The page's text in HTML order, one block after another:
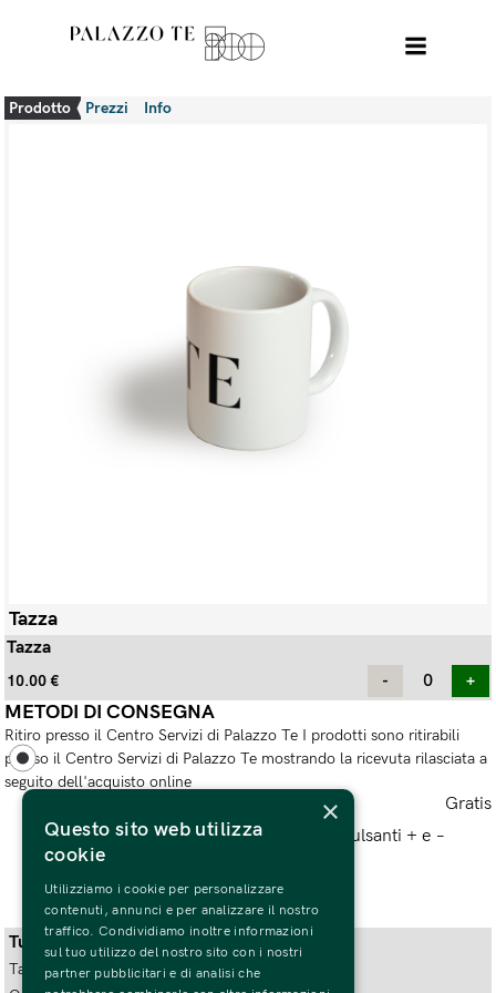
Prodotto Prezzi Info
Tazza
Tazza
10.00€
METODI DI CONSEGNA
Ritiro presso il Centro Servizi di Palazzo Te I prodotti sono ritirabili
presso il Centro Servizi di Palazzo Te mostrando la ricevuta rilasciata a
seguito dell'acquisto online
Gratis
Seleziona almeno 1 biglietto usando i pulsanti + e −
Tutto quello che c'è da sapere
Tazza Palazzo Te
×
Questo sito web utilizza
cookie
Utilizziamo i cookie per personalizzare
contenuti, annunci e per analizzare il nostro
traffico. Condividiamo inoltre informazioni
sul tuo utilizzo del nostro sito con i nostri
partner pubblicitari e di analisi che